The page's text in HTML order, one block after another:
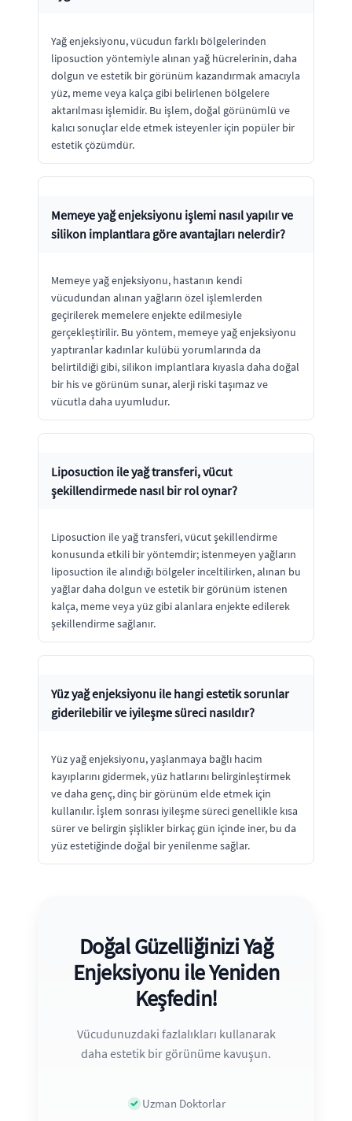
Yağ enjeksiyonu, vücudun farklı bölgelerinden
liposuction yöntemiyle alınan yağ hücrelerinin, daha
dolgun ve estetik bir görünüm kazandırmak amacıyla
yüz, meme veya kalça gibi belirlenen bölgelere
aktarılması işlemidir. Bu işlem, doğal görünümlü ve
kalıcı sonuçlar elde etmek isteyenler için popüler bir
estetik çözümdür.
Memeye yağ enjeksiyonu işlemi nasıl yapılır ve
silikon implantlara göre avantajları nelerdir?
Memeye yağ enjeksiyonu, hastanın kendi
vücudundan alınan yağların özel işlemlerden
geçirilerek memelere enjekte edilmesiyle
gerçekleştirilir. Bu yöntem, memeye yağ enjeksiyonu
yaptıranlar kadınlar kulübü yorumlarında da
belirtildiği gibi, silikon implantlara kıyasla daha doğal
bir his ve görünüm sunar, alerji riski taşımaz ve
vücutla daha uyumludur.
Liposuction ile yağ transferi, vücut
şekillendirmede nasıl bir rol oynar?
Liposuction ile yağ transferi, vücut şekillendirme
konusunda etkili bir yöntemdir; istenmeyen yağların
liposuction ile alındığı bölgeler inceltilirken, alınan bu
yağlar daha dolgun ve estetik bir görünüm istenen
kalça, meme veya yüz gibi alanlara enjekte edilerek
şekillendirme sağlanır.
Yüz yağ enjeksiyonu ile hangi estetik sorunlar
giderilebilir ve iyileşme süreci nasıldır?
Yüz yağ enjeksiyonu, yaşlanmaya bağlı hacim
kayıplarını gidermek, yüz hatlarını belirginleştirmek
ve daha genç, dinç bir görünüm elde etmek için
kullanılır. İşlem sonrası iyileşme süreci genellikle kısa
sürer ve belirgin şişlikler birkaç gün içinde iner, bu da
yüz estetiğinde doğal bir yenilenme sağlar.
Doğal Güzelliğinizi Yağ
Enjeksiyonu ile Yeniden
Keşfedin!
Vücudunuzdaki fazlalıkları kullanarak
daha estetik bir görünüme kavuşun.
Uzman Doktorlar